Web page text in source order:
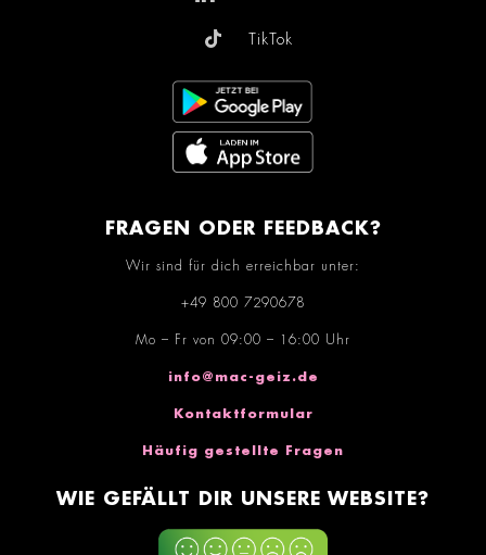
TikTok
FRAGEN ODER FEEDBACK?
Wir sind für dich erreichbar unter:
+49 800 7290678
Mo – Fr von 09:00 – 16:00 Uhr
info@mac-geiz.de
Kontaktformular
Häufig gestellte Fragen
WIE GEFÄLLT DIR UNSERE WEBSITE?